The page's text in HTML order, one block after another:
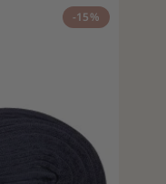
-15%